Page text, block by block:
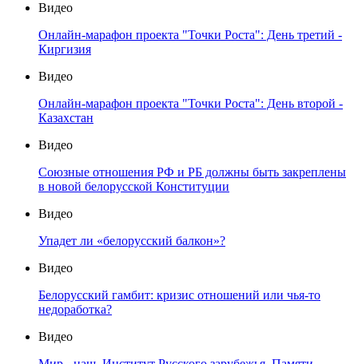
Видео
Онлайн-марафон проекта "Точки Роста": День третий -
Киргизия
Видео
Онлайн-марафон проекта "Точки Роста": День второй -
Казахстан
Видео
Союзные отношения РФ и РБ должны быть закреплены
в новой белорусской Конституции
Видео
Упадет ли «белорусский балкон»?
Видео
Белорусский гамбит: кризис отношений или чья-то
недоработка?
Видео